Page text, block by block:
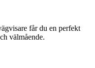
får du en perfekt
välmående.